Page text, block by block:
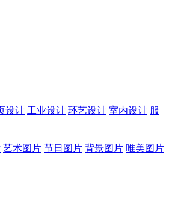
设计 工业设计 环艺设计 室内设计 服
艺术图片 节日图片 背景图片 唯美图片